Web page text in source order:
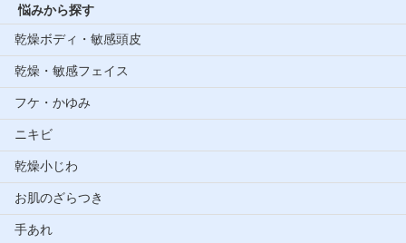
悩みから探す
乾燥ボディ・敏感頭皮
乾燥・敏感フェイス
フケ・かゆみ
ニキビ
乾燥小じわ
お肌のざらつき
手あれ